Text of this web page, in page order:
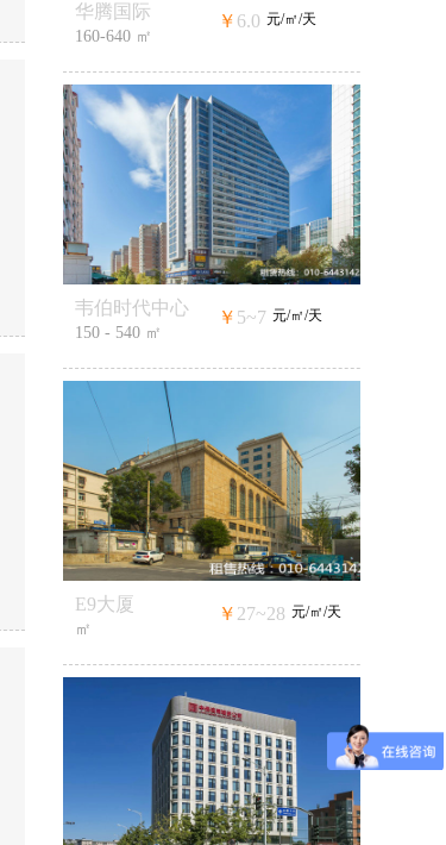
华腾国际
160-640 ㎡
￥ 6.0 元/㎡/天
韦伯时代中心
150 - 540 ㎡
￥ 5~7 元/㎡/天
E9大厦
㎡
￥ 27~28 元/㎡/天